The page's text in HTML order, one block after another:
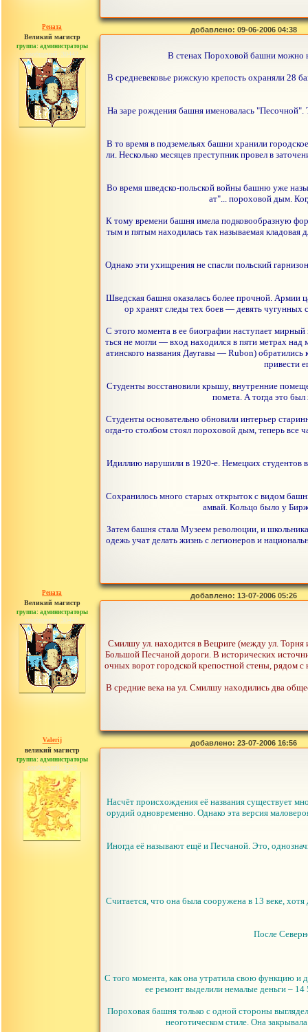
Рената
Великий магистр
группа: администраторы
сообщений: 30442
добавлено: 09-06-2006 04:38
В стенах Пороховой башни можно
В средневековье рижскую крепость охраняли 28
На заре рождения башня именовалась
В то время в подземельях башни хранили
ли. Несколько месяцев преступник провел в
Во время шведско-польской войны башню уже
ат"... пороховой дым.
К тому времени башня имела подковообразную
тым и пятым находилась так называемая
Однако эти ухищрения не спасли польский
Шведская башня оказалась более прочной. Армии
ор хранят следы тех боев — девять чугунных
С этого момента в ее биографии наступает
ться не могли — вход находился в пяти метрах
атинского названия Даугавы — Rubon)
привести
Студенты восстановили крышу, внутренние
помета. А тогда это
Студенты основательно обновили интерьер
огда-то столбом стоял пороховой дым, теперь все
Идиллию нарушили в 1920-е. Немецких студентов
Сохранилось много старых открыток с видом
амвай. Кольцо было у
Затем башня стала Музеем революции, и
одежь учат делать жизнь с легионеров и
Рената
Великий магистр
группа: администраторы
сообщений: 30442
добавлено: 13-07-2006 05:26
Смилшу ул. находится в Вецриге (между ул. Торня
Большой Песчаной дороги. В исторических
очных ворот городской крепостной стены, рядом
В средние века на ул. Смилшу находились два
Valerij
великий магистр
группа: администраторы
сообщений: 3753
добавлено: 23-07-2006 16:56
Насчёт происхождения её названия существует
орудий одновременно. Однако эта версия
Иногда её называют ещё и Песчаной. Это,
Считается, что она была сооружена в 13 веке,
После
С того момента, как она утратила свою функцию и
ее ремонт выделили немалые деньги –
Пороховая башня только с одной стороны
неоготическом стиле. Она